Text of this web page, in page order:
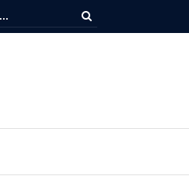
ងម្តងទៀតនៅឆ្នាំនេះ